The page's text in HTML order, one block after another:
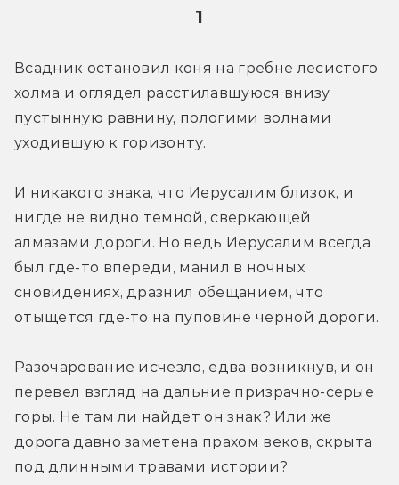
1
Всадник остановил коня на гребне лесистого
холма и оглядел расстилавшуюся внизу
пустынную равнину, пологими волнами
уходившую к горизонту.
И никакого знака, что Иерусалим близок, и
нигде не видно темной, сверкающей
алмазами дороги. Но ведь Иерусалим всегда
был где-то впереди, манил в ночных
сновидениях, дразнил обещанием, что
отыщется где-то на пуповине черной дороги.
Разочарование исчезло, едва возникнув, и он
перевел взгляд на дальние призрачно-серые
горы. Не там ли найдет он знак? Или же
дорога давно заметена прахом веков, скрыта
под длинными травами истории?